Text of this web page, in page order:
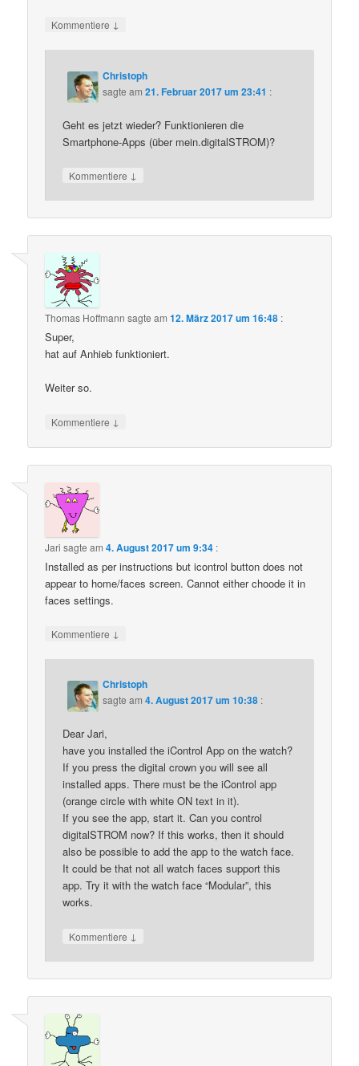
Kommentiere ↓
Christoph
sagte am21. Februar 2017 um 23:41 :
Geht es jetzt wieder? Funktionieren die
Smartphone-Apps (über mein.digitalSTROM)?
Kommentiere ↓
Thomas Hoffmann sagte am12. März 2017 um 16:48 :
Super,
hat auf Anhieb funktioniert.
Weiter so.
Kommentiere ↓
Jari sagte am4. August 2017 um 9:34 :
Installed as per instructions but icontrol button does not
appear to home/faces screen. Cannot either choode it in
faces settings.
Kommentiere ↓
Christoph
sagte am4. August 2017 um 10:38 :
Dear Jari,
have you installed the iControl App on the watch?
If you press the digital crown you will see all
installed apps. There must be the iControl app
(orange circle with white ON text in it).
If you see the app, start it. Can you control
digitalSTROM now? If this works, then it should
also be possible to add the app to the watch face.
It could be that not all watch faces support this
app. Try it with the watch face “Modular”, this
works.
Kommentiere ↓